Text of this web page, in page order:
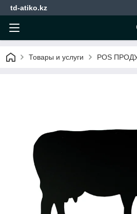
td-atiko.kz
Товары и услуги POS